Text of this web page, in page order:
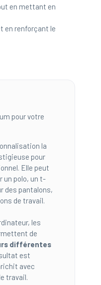
en mettant en
en renforçant le
pour votre
la
pour
Elle peut
un polo, un t-
des pantalons,
de travail.
les
de
différentes
est
avec
travail.